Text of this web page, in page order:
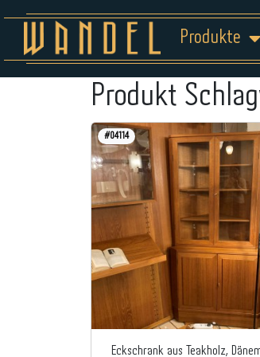
Produkte
Produkt
#04114
Eckschrank aus Teakholz,